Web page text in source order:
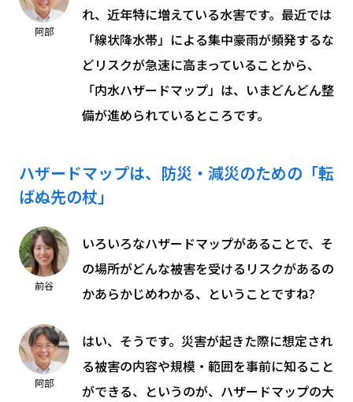
阿部
れ、近年特に増えている水害です。最近では
「線状降水帯」による集中豪雨が頻発するな
どリスクが急速に高まっていることから、
「内水ハザードマップ」は、いまどんどん整
備が進められているところです。
ハザードマップは、防災・減災のための「転
ばぬ先の杖」
前谷
いろいろなハザードマップがあることで、そ
の場所がどんな被害を受けるリスクがあるの
かあらかじめわかる、ということですね?
阿部
はい、そうです。災害が起きた際に想定され
る被害の内容や規模・範囲を事前に知ること
ができる、というのが、ハザードマップの大